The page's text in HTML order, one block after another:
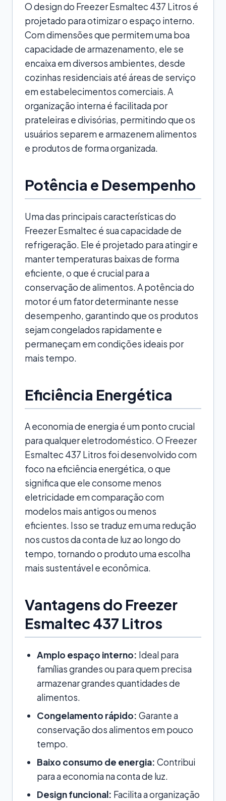
O design do Freezer Esmaltec 437 Litros é
projetado para otimizar o espaço interno.
Com dimensões que permitem uma boa
capacidade de armazenamento, ele se
encaixa em diversos ambientes, desde
cozinhas residenciais até áreas de serviço
em estabelecimentos comerciais. A
organização interna é facilitada por
prateleiras e divisórias, permitindo que os
usuários separem e armazenem alimentos
e produtos de forma organizada.
Potência e Desempenho
Uma das principais características do
Freezer Esmaltec é sua capacidade de
refrigeração. Ele é projetado para atingir e
manter temperaturas baixas de forma
eficiente, o que é crucial para a
conservação de alimentos. A potência do
motor é um fator determinante nesse
desempenho, garantindo que os produtos
sejam congelados rapidamente e
permaneçam em condições ideais por
mais tempo.
Eficiência Energética
A economia de energia é um ponto crucial
para qualquer eletrodoméstico. O Freezer
Esmaltec 437 Litros foi desenvolvido com
foco na eficiência energética, o que
significa que ele consome menos
eletricidade em comparação com
modelos mais antigos ou menos
eficientes. Isso se traduz em uma redução
nos custos da conta de luz ao longo do
tempo, tornando o produto uma escolha
mais sustentável e econômica.
Vantagens do Freezer
Esmaltec 437 Litros
Amplo espaço interno: Ideal para
famílias grandes ou para quem precisa
armazenar grandes quantidades de
alimentos.
Congelamento rápido: Garante a
conservação dos alimentos em pouco
tempo.
Baixo consumo de energia: Contribui
para a economia na conta de luz.
Design funcional: Facilita a organização